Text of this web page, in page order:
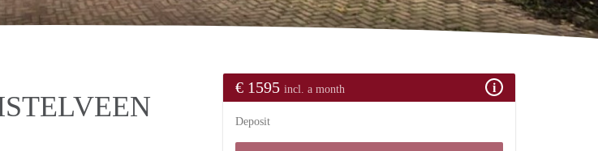
€ 1595 incl. a month
Deposit